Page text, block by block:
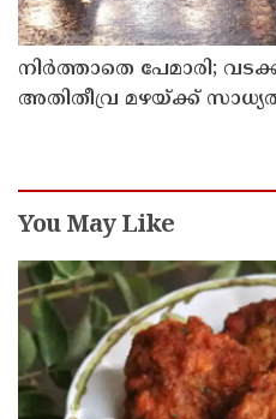
നിർത്താതെ പേമാരി;
അതിതീവ്ര മഴയ്ക്ക്
You May Like